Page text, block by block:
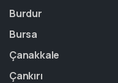
Burdur
Bursa
Çanakkale
Çankırı